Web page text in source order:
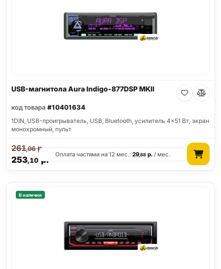
USB-магнитола Aura Indigo-877DSP MKII
код товара #10401634
1DIN, USB-проигрыватель, USB, Bluetooth, усилитель 4x51 Вт, экран
монохромный, пульт
253,10р.
261,96р.
Оплата частями на 12 мес.:29,88 р. / мес.
В наличии